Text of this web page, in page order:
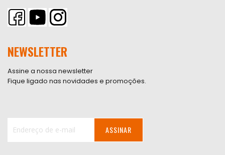
NEWSLETTER
Assine a nossa newsletter
Fique ligado nas novidades e promoções.
ASSINAR